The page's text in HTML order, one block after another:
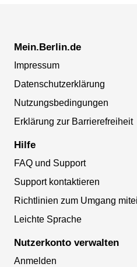
Mein.Berlin.de
Impressum
Datenschutzerklärung
Nutzungsbedingungen
Erklärung zur Barrierefreiheit
Hilfe
FAQ und Support
Support kontaktieren
Richtlinien zum Umgang
Leichte Sprache
Nutzerkonto verwalten
Anmelden